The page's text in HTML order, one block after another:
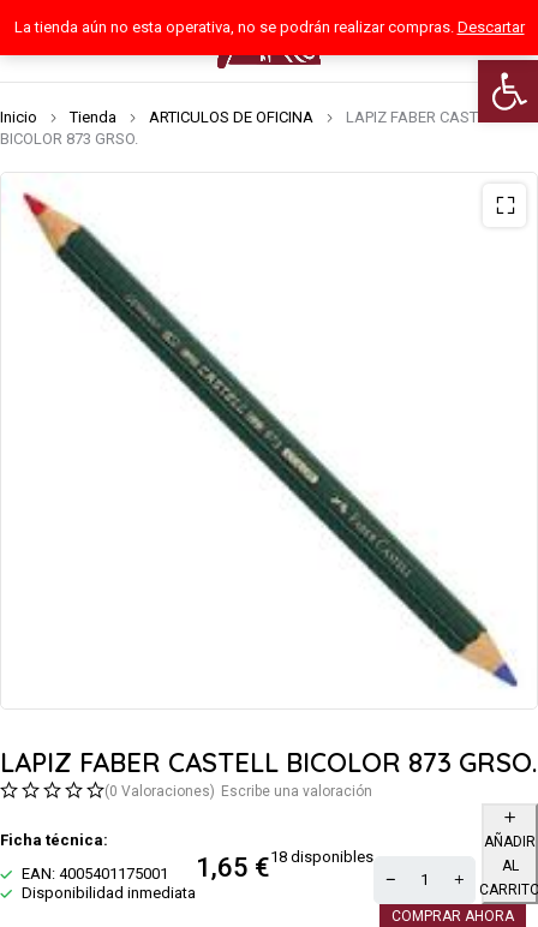
Abrir
La tienda aún no esta operativa, no se podrán realizar compras. Descartar
0
Inicio Tienda ARTICULOS DE OFICINA
LAPIZ FABER CASTELL
BICOLOR 873 GRSO.
LAPIZ FABER CASTELL BICOLOR 873 GRSO.
(0 Valoraciones) Escribe una valoración
Ficha técnica:
EAN: 4005401175001
Disponibilidad inmediata
1,65 €18 disponibles
AÑADIR
AL
COMPRAR AHORA